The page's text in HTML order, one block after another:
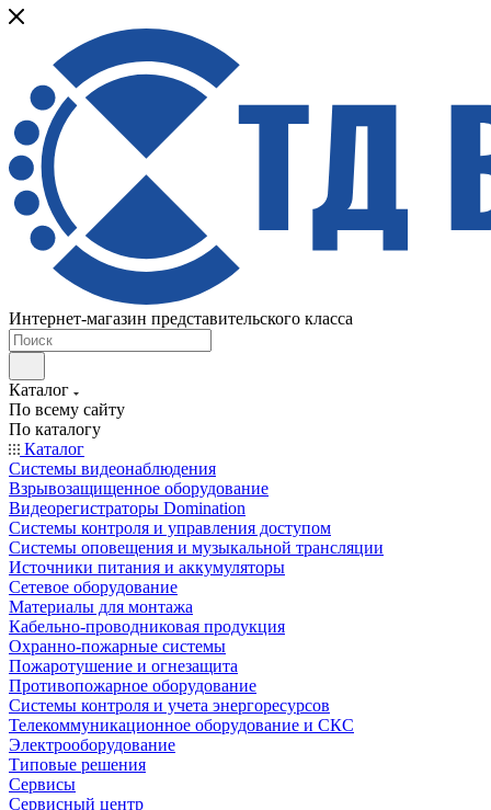
Интернет-магазин представительского класса
Каталог
По всему сайту
По каталогу
Каталог
Системы видеонаблюдения
Взрывозащищенное оборудование
Видеорегистраторы Domination
Системы контроля и управления доступом
Системы оповещения и музыкальной трансляции
Источники питания и аккумуляторы
Сетевое оборудование
Материалы для монтажа
Кабельно-проводниковая продукция
Охранно-пожарные системы
Пожаротушение и огнезащита
Противопожарное оборудование
Системы контроля и учета энергоресурсов
Телекоммуникационное оборудование и СКС
Электрооборудование
Типовые решения
Сервисы
Сервисный центр